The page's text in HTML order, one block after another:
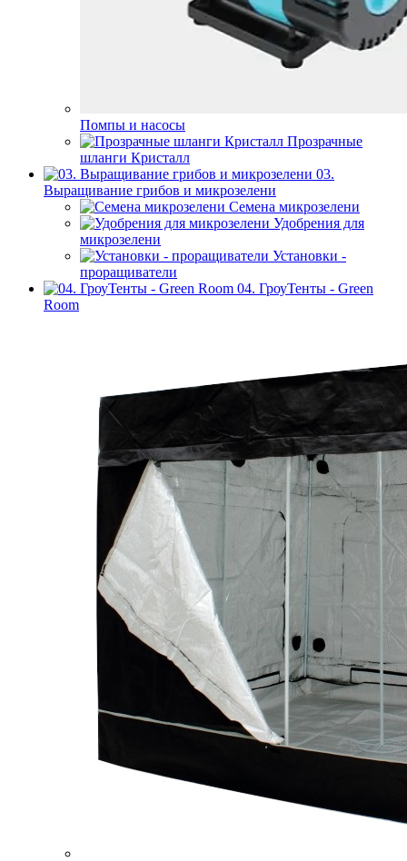
Помпы и насосы
Прозрачные
шланги Кристалл
03.
Выращивание грибов и микрозелени
Семена микрозелени
Удобрения для
микрозелени
Установки -
проращиватели
04. ГроуТенты - Green
Room